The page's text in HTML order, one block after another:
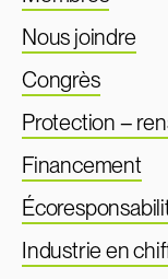
Nous joindre
Congrès
Protection –
Financement
Industrie en